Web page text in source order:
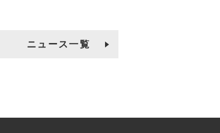
ニュース一覧